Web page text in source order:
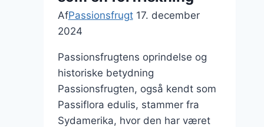
AfPassionsfrugt 17. december
2024
Passionsfrugtens oprindelse og
historiske betydning
Passionsfrugten, også kendt som
Passiflora edulis, stammer fra
Sydamerika, hvor den har været